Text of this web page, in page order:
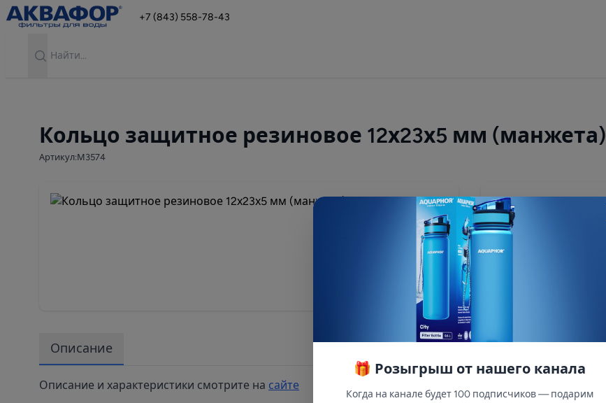
+7 (843) 558-78-43
Кольцо защитное резиновое 12х23х5 мм (манжета)
Артикул:М3574
40 ₽
Остатки:
Описание
Описание и характеристики смотрите на сайте
🎁 Розыгрыш от нашего канала
Когда на канале будет 100 подписчиков — подарим